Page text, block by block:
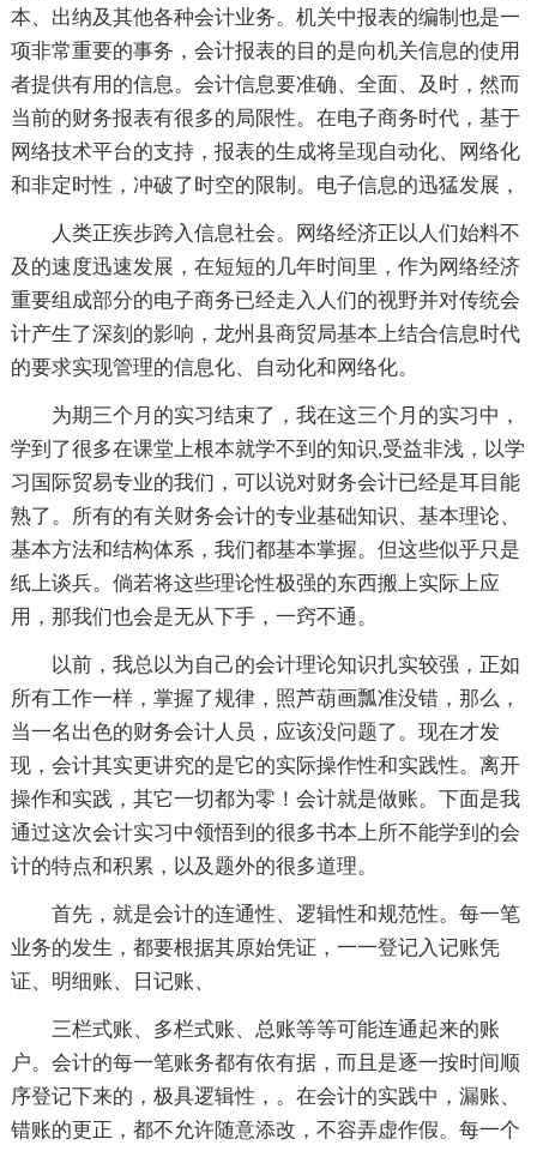
本、出纳及其他各种会计业务。机关中报表的编制也是一
项非常重要的事务，会计报表的目的是向机关信息的使用
者提供有用的信息。会计信息要准确、全面、及时，然而
当前的财务报表有很多的局限性。在电子商务时代，基于
网络技术平台的支持，报表的生成将呈现自动化、网络化
和非定时性，冲破了时空的限制。电子信息的迅猛发展，
人类正疾步跨入信息社会。网络经济正以人们始料不
及的速度迅速发展，在短短的几年时间里，作为网络经济
重要组成部分的电子商务已经走入人们的视野并对传统会
计产生了深刻的影响，龙州县商贸局基本上结合信息时代
的要求实现管理的信息化、自动化和网络化。
为期三个月的实习结束了，我在这三个月的实习中，
学到了很多在课堂上根本就学不到的知识,受益非浅，以学
习国际贸易专业的我们，可以说对财务会计已经是耳目能
熟了。所有的有关财务会计的专业基础知识、基本理论、
基本方法和结构体系，我们都基本掌握。但这些似乎只是
纸上谈兵。倘若将这些理论性极强的东西搬上实际上应
用，那我们也会是无从下手，一窍不通。
以前，我总以为自己的会计理论知识扎实较强，正如
所有工作一样，掌握了规律，照芦葫画瓢准没错，那么，
当一名出色的财务会计人员，应该没问题了。现在才发
现，会计其实更讲究的是它的实际操作性和实践性。离开
操作和实践，其它一切都为零！会计就是做账。下面是我
通过这次会计实习中领悟到的很多书本上所不能学到的会
计的特点和积累，以及题外的很多道理。
首先，就是会计的连通性、逻辑性和规范性。每一笔
业务的发生，都要根据其原始凭证，一一登记入记账凭
证、明细账、日记账、
三栏式账、多栏式账、总账等等可能连通起来的账
户。会计的每一笔账务都有依有据，而且是逐一按时间顺
序登记下来的，极具逻辑性，。在会计的实践中，漏账、
错账的更正，都不允许随意添改，不容弄虚作假。每一个